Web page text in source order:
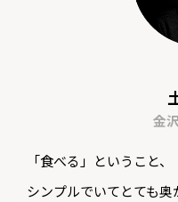
金
「食べる」ということ
シンプルでいてとても